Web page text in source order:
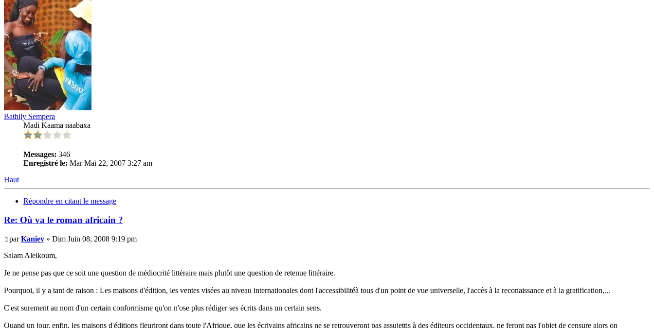
Bathily Sempera
Madi Kaama naabaxa
Messages: 346
Enregistré le: Mar Mai 22, 2007 3:27 am
Haut
Répondre en citant le message
Re: Où va le roman africain ?
parKaniey » Dim Juin 08, 2008 9:19 pm
Salam Aleikoum,
Je ne pense pas que ce soit une question de médiocrité littéraire mais plutôt une question de retenue littéraire.
Pourquoi, il y a tant de raison : Les maisons d'édition, les ventes visées au niveau internationales dont l'accessibilitéà tous d'un point de vue universelle, l'accès à la reconaissance et à la gratification,...
C'est surement au nom d'un certain conformisme qu'on n'ose plus rédiger ses écrits dans un certain sens.
Quand un jour, enfin, les maisons d'éditions fleuriront dans toute l'Afrique, que les écrivains africains ne se retrouveront pas assujettis à des éditeurs occidentaux, ne feront pas l'objet de censure alors on